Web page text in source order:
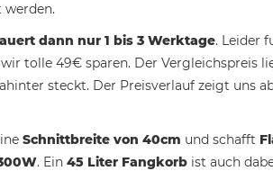
dann nur 1 bis 3 Werktage. Leider
tolle 49€ sparen. Der Vergleichspreis
steckt. Der Preisverlauf zeigt uns
Schnittbreite von 40cm und schafft
. Ein 45 Liter Fangkorb ist auch